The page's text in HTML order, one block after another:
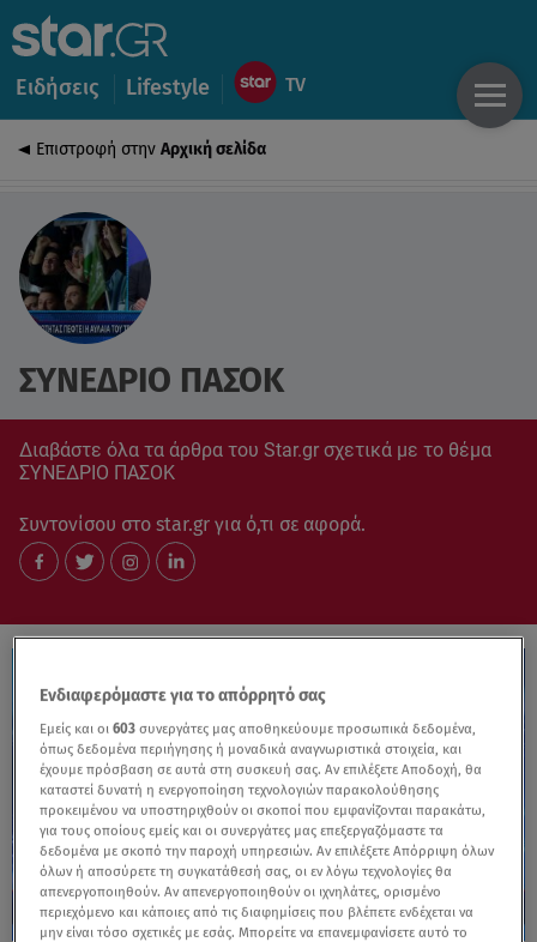
Ειδήσεις Lifestyle
Επιστροφή στην Αρχική σελίδα
ΣΥΝΕΔΡΙΟ ΠΑΣΟΚ
Διαβάστε όλα τα άρθρα του Star.gr σχετικά με το θέμα
ΣΥΝΕΔΡΙΟ ΠΑΣΟΚ
Συντονίσου στο star.gr για ό,τι σε αφορά.
Ενδιαφερόμαστε για το απόρρητό σας
Εμείς και οι603 συνεργάτες μας αποθηκεύουμε προσωπικά δεδομένα,
όπως δεδομένα περιήγησης ή μοναδικά αναγνωριστικά στοιχεία, και
έχουμε πρόσβαση σε αυτά στη συσκευή σας. Αν επιλέξετε Αποδοχή, θα
καταστεί δυνατή η ενεργοποίηση τεχνολογιών παρακολούθησης
προκειμένου να υποστηριχθούν οι σκοποί που εμφανίζονται παρακάτω,
για τους οποίους εμείς και οι συνεργάτες μας επεξεργαζόμαστε τα
δεδομένα με σκοπό την παροχή υπηρεσιών. Αν επιλέξετε Απόρριψη όλων
όλων ή αποσύρετε τη συγκατάθεσή σας, οι εν λόγω τεχνολογίες θα
απενεργοποιηθούν. Αν απενεργοποιηθούν οι ιχνηλάτες, ορισμένο
περιεχόμενο και κάποιες από τις διαφημίσεις που βλέπετε ενδέχεται να
μην είναι τόσο σχετικές με εσάς. Μπορείτε να επανεμφανίσετε αυτό το